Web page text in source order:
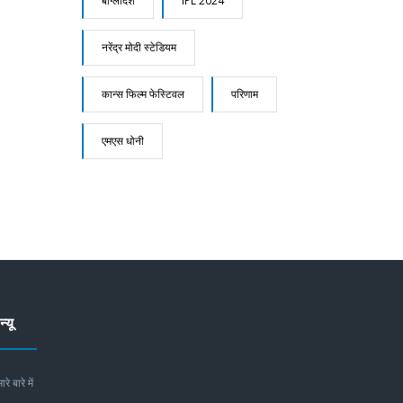
नरेंद्र मोदी स्टेडियम
कान्स फिल्म फेस्टिवल परिणाम
एमएस धोनी
बारे में